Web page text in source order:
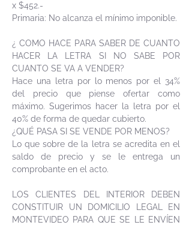
x $452.-
Primaria: No alcanza el mínimo imponible.
¿ COMO HACE PARA SABER DE CUANTO
HACER LA LETRA SI NO SABE POR
CUANTO SE VA A VENDER?
Hace una letra por lo menos por el 34%
del precio que piense ofertar como
máximo. Sugerimos hacer la letra por el
40% de forma de quedar cubierto.
¿QUÉ PASA SI SE VENDE POR MENOS?
Lo que sobre de la letra se acredita en el
saldo de precio y se le entrega un
comprobante en el acto.
LOS CLIENTES DEL INTERIOR DEBEN
CONSTITUIR UN DOMICILIO LEGAL EN
MONTEVIDEO PARA QUE SE LE ENVÍEN